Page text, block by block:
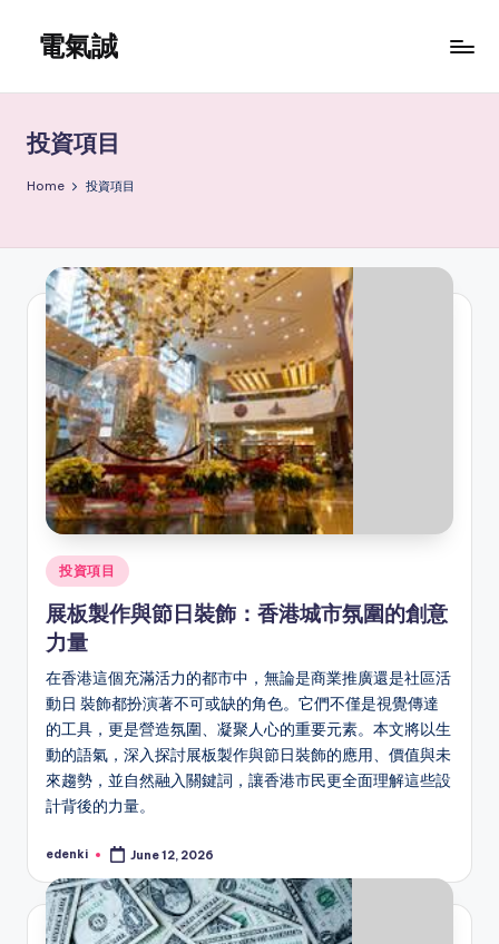
content
電氣誠
投資項目
Home 投資項目
Posted
in
投資項目
展板製作與節日裝飾：香港城市氛圍的創意
力量
在香港這個充滿活力的都市中，無論是商業推廣還是社區活
動日 裝飾都扮演著不可或缺的角色。它們不僅是視覺傳達
的工具，更是營造氛圍、凝聚人心的重要元素。本文將以生
動的語氣，深入探討展板製作與節日裝飾的應用、價值與未
來趨勢，並自然融入關鍵詞，讓香港市民更全面理解這些設
計背後的力量。
Posted
edenki June 12, 2026